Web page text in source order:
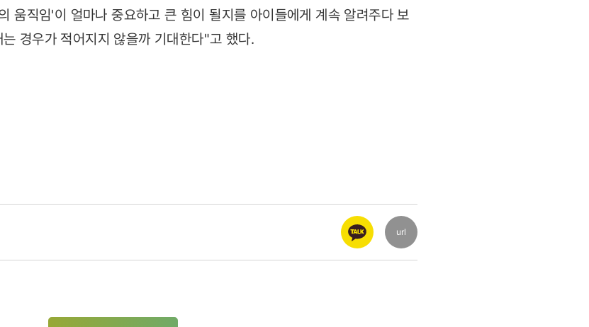
움직임'이 얼마나 중요하고 큰 힘이 될지를 아이들에게 계속 알려주다 보
경우가 적어지지 않을까 기대한다"고 했다.
url